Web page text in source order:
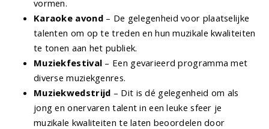
vormen.
Karaoke avond– De gelegenheid voor plaatselijke
talenten om op te treden en hun muzikale kwaliteiten
te tonen aan het publiek.
Muziekfestival – Een gevarieerd programma met
diverse muziekgenres.
Muziekwedstrijd – Dit is dé gelegenheid om als
jong en onervaren talent in een leuke sfeer je
muzikale kwaliteiten te laten beoordelen door